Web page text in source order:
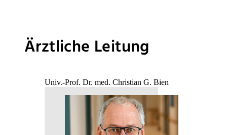
Ärztliche Leitung
Univ.-Prof. Dr. med. Christian G. Bien